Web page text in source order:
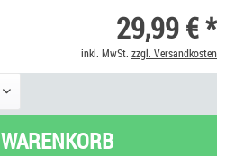
29,99 € *
inkl. MwSt. zzgl. Versandkosten
WARENKORB